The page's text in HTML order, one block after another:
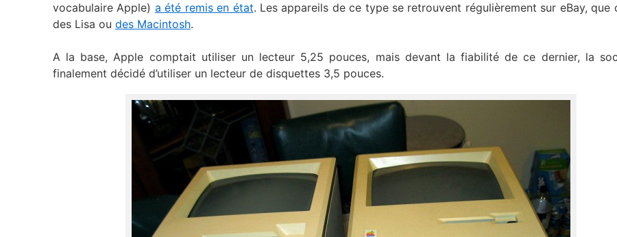
vocabulaire Apple) a été remis en état. Les appareils de ce type se retrouvent régulièrement sur eBay, que
des Lisa ou des Macintosh.
A la base, Apple comptait utiliser un lecteur 5,25 pouces, mais devant la fiabilité de ce dernier, la
finalement décidé d’utiliser un lecteur de disquettes 3,5 pouces.